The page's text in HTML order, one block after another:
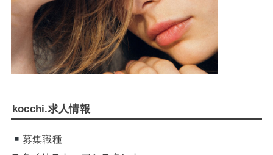
kocchi.求人情報
募集職種